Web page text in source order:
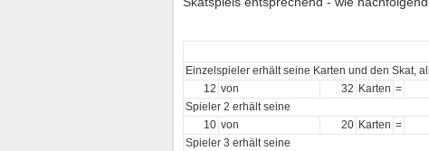
Einzelspieler erhält seine Karten und den Skat,
12 von 32 Karten =
Spieler 2 erhält seine
10 von 20 Karten =
Spieler 3 erhält seine